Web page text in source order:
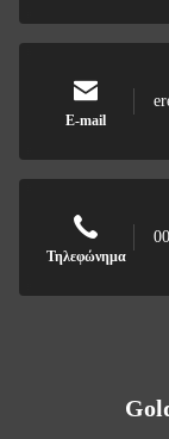
E-mail
Τηλεφώνημα